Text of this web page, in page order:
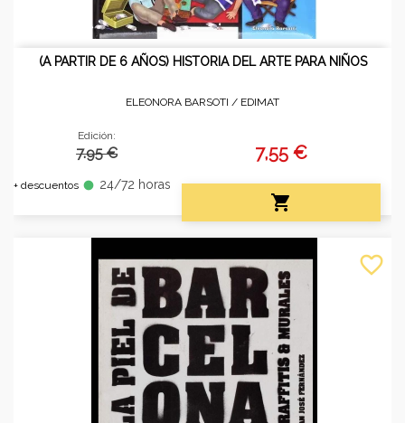
(A PARTIR DE 6 AÑOS) HISTORIA DEL ARTE PARA NIÑOS
ELEONORA BARSOTI / EDIMAT
Edición:
7.95 €
+ descuentos fiber_manual_record 24/72 horas
7,55 €

favorite_border